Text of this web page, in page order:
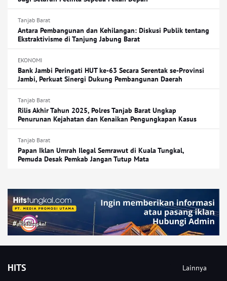
Tanjab Barat
Antara Pembangunan dan Kehilangan: Diskusi Publik tentang
Ekstraktivisme di Tanjung Jabung Barat
EKONOMI
Bank Jambi Peringati HUT ke-63 Secara Serentak se-Provinsi
Jambi, Perkuat Sinergi Dukung Pembangunan Daerah
Tanjab Barat
Rilis Akhir Tahun 2025, Polres Tanjab Barat Ungkap
Penurunan Kejahatan dan Kenaikan Pengungkapan Kasus
Tanjab Barat
Papan Iklan Umrah Ilegal Semrawut di Kuala Tungkal,
Pemuda Desak Pemkab Jangan Tutup Mata
HITS Lainnya